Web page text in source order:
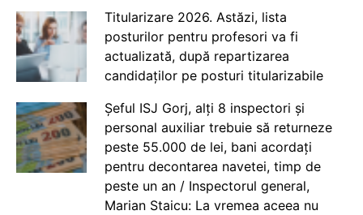
Titularizare 2026. Astăzi, lista
posturilor pentru profesori va fi
actualizată, după repartizarea
candidaților pe posturi titularizabile
Șeful ISJ Gorj, alți 8 inspectori și
personal auxiliar trebuie să returneze
peste 55.000 de lei, bani acordați
pentru decontarea navetei, timp de
peste un an / Inspectorul general,
Marian Staicu: La vremea aceea nu